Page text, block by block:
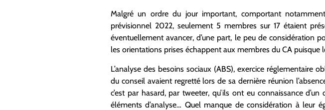
Malgré un ordre du jour important, comportant
prévisionnel 2022, seulement 5 membres sur 17 étaient
éventuellement avancer, d’une part, le peu de considération
les orientations prises échappent aux membres du CA puisque
L’analyse des besoins sociaux (ABS), exercice réglementaire
du conseil avaient regretté lors de sa dernière réunion
c’est par hasard, par tweeter, qu’ils ont eu connaissance
éléments d’analyse… Quel manque de considération à leur